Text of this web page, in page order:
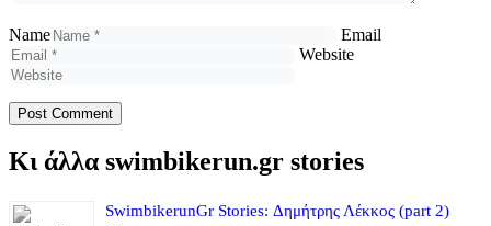
Name
Email
Website
Κι άλλα swimbikerun.gr stories
SwimbikerunGr Stories: Δημήτρης Λέκκος (part 2)